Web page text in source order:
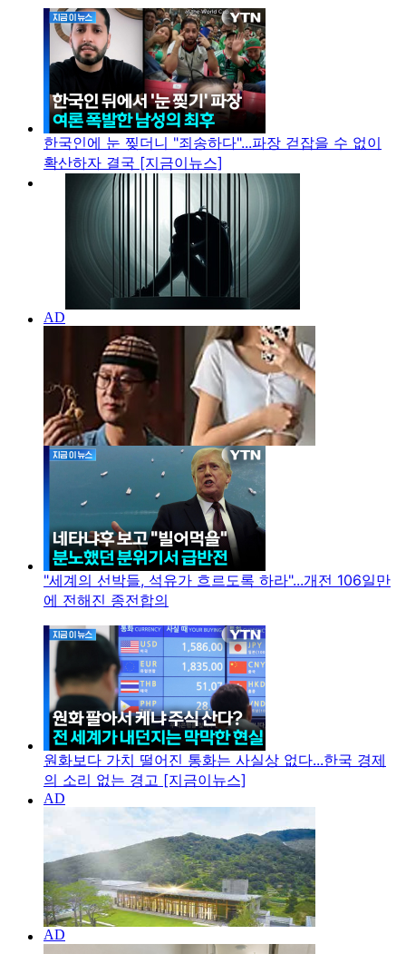
한국인에 눈 찢더니 "죄송하다"...파장 걷잡을 수 없이
확산하자 결국 [지금이뉴스]
"세계의 선박들, 석유가 흐르도록 하라"...개전 106일만
에 전해진 종전합의
원화보다 가치 떨어진 통화는 사실상 없다...한국 경제
의 소리 없는 경고 [지금이뉴스]